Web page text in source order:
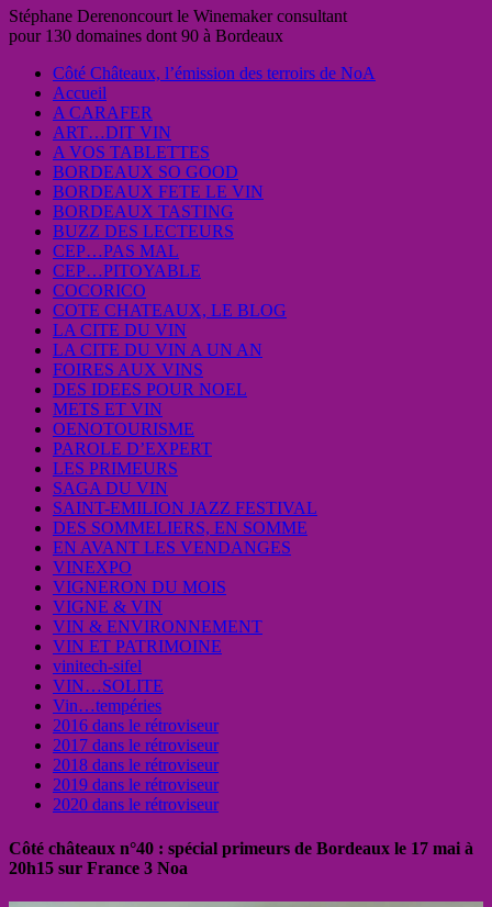
Stéphane Derenoncourt le Winemaker consultant
pour 130 domaines dont 90 à Bordeaux
Côté Châteaux, l’émission des terroirs de NoA
Accueil
A CARAFER
ART…DIT VIN
A VOS TABLETTES
BORDEAUX SO GOOD
BORDEAUX FETE LE VIN
BORDEAUX TASTING
BUZZ DES LECTEURS
CEP…PAS MAL
CEP…PITOYABLE
COCORICO
COTE CHATEAUX, LE BLOG
LA CITE DU VIN
LA CITE DU VIN A UN AN
FOIRES AUX VINS
DES IDEES POUR NOEL
METS ET VIN
OENOTOURISME
PAROLE D’EXPERT
LES PRIMEURS
SAGA DU VIN
SAINT-EMILION JAZZ FESTIVAL
DES SOMMELIERS, EN SOMME
EN AVANT LES VENDANGES
VINEXPO
VIGNERON DU MOIS
VIGNE & VIN
VIN & ENVIRONNEMENT
VIN ET PATRIMOINE
vinitech-sifel
VIN…SOLITE
Vin…tempéries
2016 dans le rétroviseur
2017 dans le rétroviseur
2018 dans le rétroviseur
2019 dans le rétroviseur
2020 dans le rétroviseur
Côté châteaux n°40 : spécial primeurs de Bordeaux le 17 mai à
20h15 sur France 3 Noa